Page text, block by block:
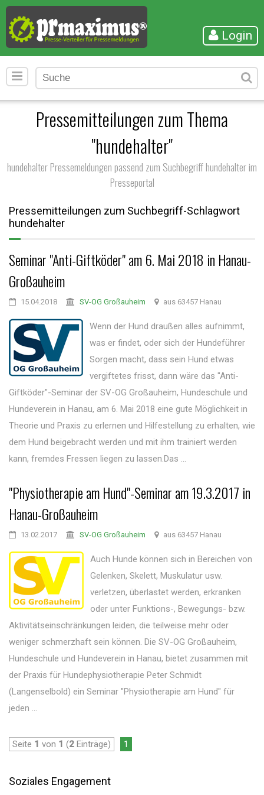
Login
Pressemitteilungen zum Thema
"hundehalter"
hundehalter Pressemeldungen passend zum Suchbegriff hundehalter im
Presseportal
Pressemitteilungen zum Suchbegriff-Schlagwort
hundehalter
Seminar "Anti-Giftköder" am 6. Mai 2018 in Hanau-
Großauheim
15.04.2018 SV-OG Großauheim aus 63457 Hanau
Wenn der Hund draußen alles aufnimmt,
was er findet, oder sich der Hundeführer
Sorgen macht, dass sein Hund etwas
vergiftetes frisst, dann wäre das "Anti-
Giftköder"-Seminar der SV-OG Großauheim, Hundeschule und
Hundeverein in Hanau, am 6. Mai 2018 eine gute Möglichkeit in
Theorie und Praxis zu erlernen und Hilfestellung zu erhalten, wie
dem Hund beigebracht werden und mit ihm trainiert werden
kann, fremdes Fressen liegen zu lassen.Das ...
"Physiotherapie am Hund"-Seminar am 19.3.2017 in
Hanau-Großauheim
13.02.2017 SV-OG Großauheim aus 63457 Hanau
Auch Hunde können sich in Bereichen von
Gelenken, Skelett, Muskulatur usw.
verletzen, überlastet werden, erkranken
oder unter Funktions-, Bewegungs- bzw.
Aktivitätseinschränkungen leiden, die teilweise mehr oder
weniger schmerzhaft sein können. Die SV-OG Großauheim,
Hundeschule und Hundeverein in Hanau, bietet zusammen mit
der Praxis für Hundephysiotherapie Peter Schmidt
(Langenselbold) ein Seminar "Physiotherapie am Hund" für
jeden ...
Seite 1 von 1 (2 Einträge) 1
Soziales Engagement